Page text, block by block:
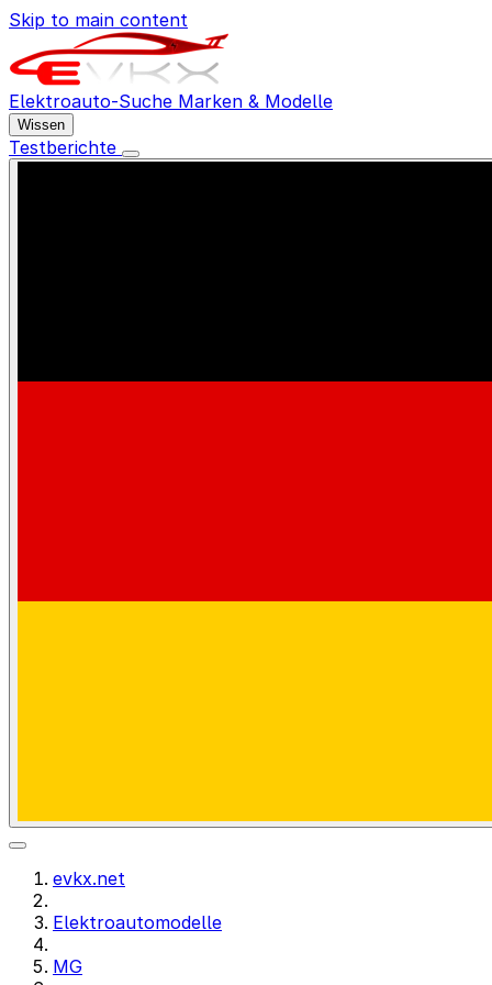
Skip to main content
Elektroauto-Suche Marken & Modelle
Wissen
Testberichte
evkx.net
Elektroautomodelle
MG